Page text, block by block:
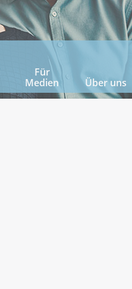
Für
Medien
Über uns